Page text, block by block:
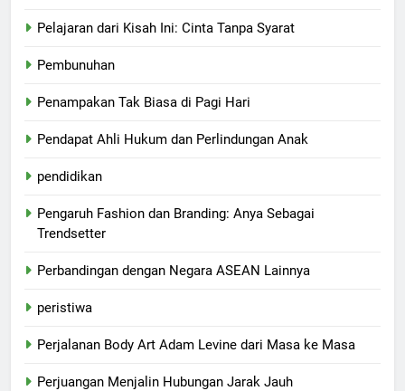
Pelajaran dari Kisah Ini: Cinta Tanpa Syarat
Pembunuhan
Penampakan Tak Biasa di Pagi Hari
Pendapat Ahli Hukum dan Perlindungan Anak
pendidikan
Pengaruh Fashion dan Branding: Anya Sebagai
Trendsetter
Perbandingan dengan Negara ASEAN Lainnya
peristiwa
Perjalanan Body Art Adam Levine dari Masa ke Masa
Perjuangan Menjalin Hubungan Jarak Jauh